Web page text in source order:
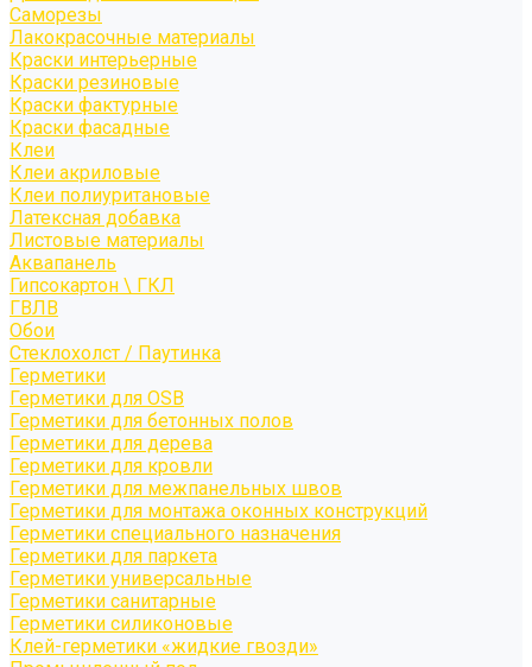
Саморезы
Лакокрасочные материалы
Краски интерьерные
Краски резиновые
Краски фактурные
Краски фасадные
Клеи
Клеи акриловые
Клеи полиуритановые
Латексная добавка
Листовые материалы
Аквапанель
Гипсокартон \ ГКЛ
ГВЛВ
Обои
Стеклохолст / Паутинка
Герметики
Герметики для OSB
Герметики для бетонных полов
Герметики для дерева
Герметики для кровли
Герметики для межпанельных швов
Герметики для монтажа оконных конструкций
Герметики специального назначения
Герметики для паркета
Герметики универсальные
Герметики санитарные
Герметики силиконовые
Клей-герметики «жидкие гвозди»